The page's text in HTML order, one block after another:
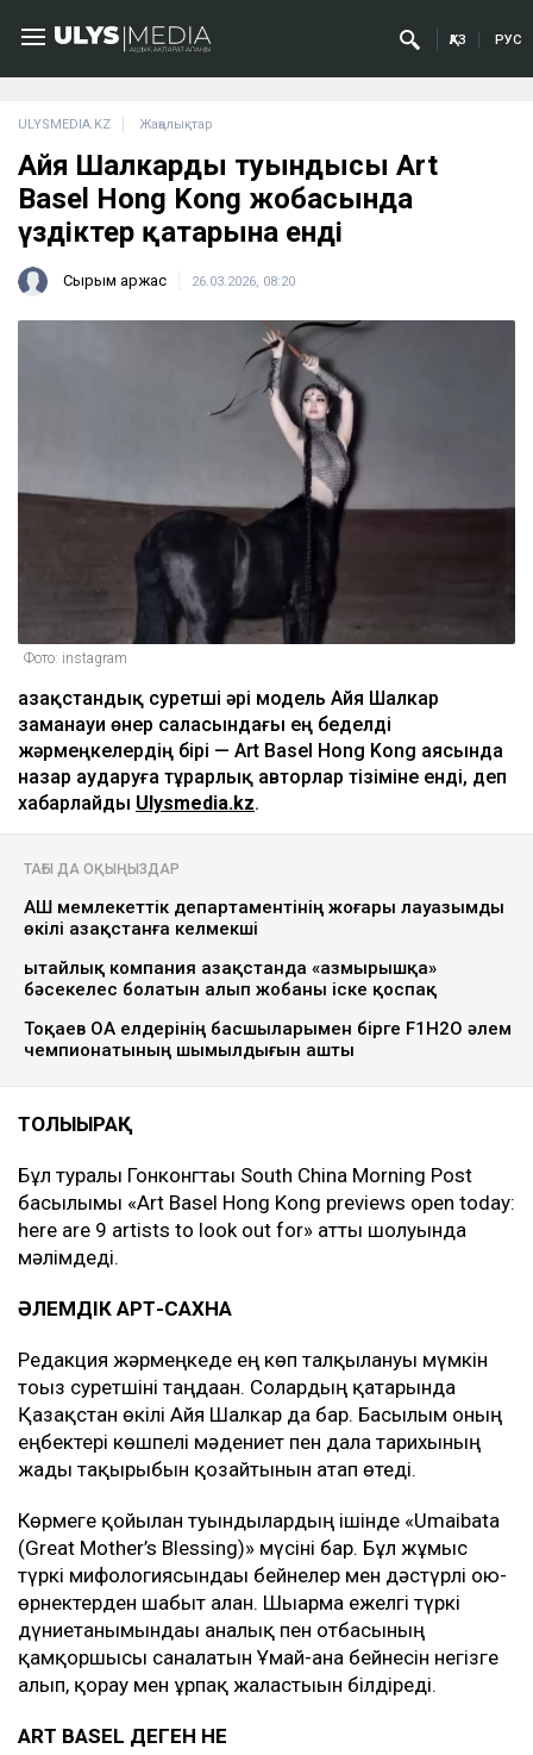
ҚАЗ РУС
ULYSMEDIA.KZ Жаңалықтар
Айя Шалкардың туындысы Art
Basel Hong Kong жобасында
үздіктер қатарына енді
Сырым Қаржас 26.03.2026, 08:20
Фото: instagram
Қазақстандық суретші әрі модель Айя Шалкар
заманауи өнер саласындағы ең беделді
жәрмеңкелердің бірі — Art Basel Hong Kong аясында
назар аударуға тұрарлық авторлар тізіміне енді, деп
хабарлайды Ulysmedia.kz.
ТАҒЫ ДА ОҚЫҢЫЗДАР
АҚШ мемлекеттік департаментінің жоғары лауазымды
өкілі Қазақстанға келмекші
Қытайлық компания Қазақстанда «Қазмырышқа»
бәсекелес болатын алып жобаны іске қоспақ
Тоқаев ОА елдерінің басшыларымен бірге F1H2O әлем
чемпионатының шымылдығын ашты
ТОЛЫҒЫРАҚ
Бұл туралы Гонконгтағы South China Morning Post
басылымы «Art Basel Hong Kong previews open today:
here are 9 artists to look out for» атты шолуында
мәлімдеді.
ӘЛЕМДІК АРТ-САХНА
Редакция жәрмеңкеде ең көп талқылануы мүмкін
тоғыз суретшіні таңдаған. Солардың қатарында
Қазақстан өкілі Айя Шалкар да бар. Басылым оның
еңбектері көшпелі мәдениет пен дала тарихының
жады тақырыбын қозғайтынын атап өтеді.
Көрмеге қойылған туындылардың ішінде «Umaibata
(Great Mother’s Blessing)» мүсіні бар. Бұл жұмыс
түркі мифологиясындағы бейнелер мен дәстүрлі ою-
өрнектерден шабыт алған. Шығарма ежелгі түркі
дүниетанымындағы аналық пен отбасының
қамқоршысы саналатын Ұмай-ана бейнесін негізге
алып, қорғау мен ұрпақ жалғастығын білдіреді.
ART BASEL ДЕГЕН НЕ